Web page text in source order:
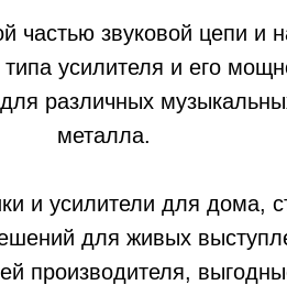
частью звуковой цепи и
усилителя и его
различных
металла.
и усилители для дома,
для живых
производителя,